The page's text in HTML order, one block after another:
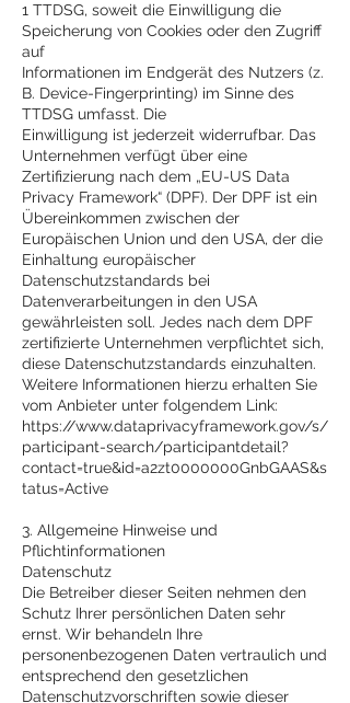
1 TTDSG, soweit die Einwilligung die
Speicherung von Cookies oder den Zugriff
auf
Informationen im Endgerät des Nutzers (z.
B. Device-Fingerprinting) im Sinne des
TTDSG umfasst. Die
Einwilligung ist jederzeit widerrufbar. Das
Unternehmen verfügt über eine
Zertifizierung nach dem „EU-US Data
Privacy Framework“ (DPF). Der DPF ist ein
Übereinkommen zwischen der
Europäischen Union und den USA, der die
Einhaltung europäischer
Datenschutzstandards bei
Datenverarbeitungen in den USA
gewährleisten soll. Jedes nach dem DPF
zertifizierte Unternehmen verpflichtet sich,
diese Datenschutzstandards einzuhalten.
Weitere Informationen hierzu erhalten Sie
vom Anbieter unter folgendem Link:
https://www.dataprivacyframework.gov/s/
participant-search/participantdetail?
contact=true&id=a2zt0000000GnbGAAS&s
tatus=Active
3. Allgemeine Hinweise und
Pflichtinformationen
Datenschutz
Die Betreiber dieser Seiten nehmen den
Schutz Ihrer persönlichen Daten sehr
ernst. Wir behandeln Ihre
personenbezogenen Daten vertraulich und
entsprechend den gesetzlichen
Datenschutzvorschriften sowie dieser